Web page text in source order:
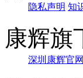
隐私声明 知
康辉旗
深圳康辉官网